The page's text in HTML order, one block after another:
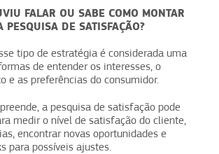
FALAR OU SABE COMO MONTAR
PESQUISA DE SATISFAÇÃO?
tipo de estratégia é considerada uma
de entender os interesses, o
e as preferências do consumidor.
a pesquisa de satisfação pode
medir o nível de satisfação do cliente,
encontrar novas oportunidades e
para possíveis ajustes.